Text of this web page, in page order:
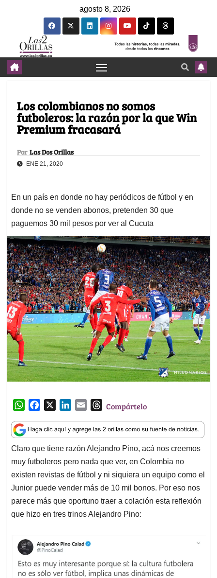
agosto 8, 2026
Los colombianos no somos
futboleros: la razón por la que Win
Premium fracasará
Por Las Dos Orillas
ENE 21, 2020
En un país en donde no hay periódicos de fútbol y en
donde no se venden abonos, pretenden 30 que
paguemos 30 mil pesos por ver al Cucuta
W
a
t
s
A
p
p
c
e
b
o
o
k
n
k
e
d
I
n
a
i
l
T
r
e
a
d
s
Compártelo
Claro que tiene razón Alejandro Pino, acá nos creemos
muy futboleros pero nada que ver, en Colombia no
existen revistas de fútbol y ni siquiera un equipo como el
Junior puede vender más de 10 mil bonos. Por eso nos
parece más que oportuno traer a colación esta reflexión
que hizo en tres trinos Alejandro Pino: